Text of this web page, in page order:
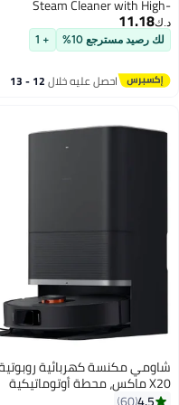
Steam Cleaner with
Temperature Pressurized
Multi-Purpose Cleaning
with Brush Heads &
Gloves for Kitchen,
Bathroom & Car
مسترجع 10% + 1
احصل عليه خلال 12 - 13
اغسطس
مكنسة كهربائية روبوتية
X20 ماكس، محطة أوتوماتيكية